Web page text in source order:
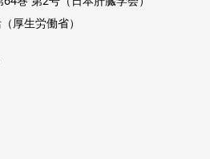
（厚生労働省）